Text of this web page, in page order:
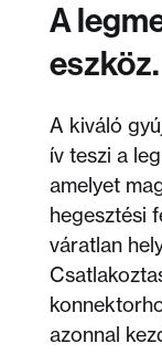
A
eszköz.
A kiváló
ív teszi a
amelyet
hegesztési
váratlan
azonnal